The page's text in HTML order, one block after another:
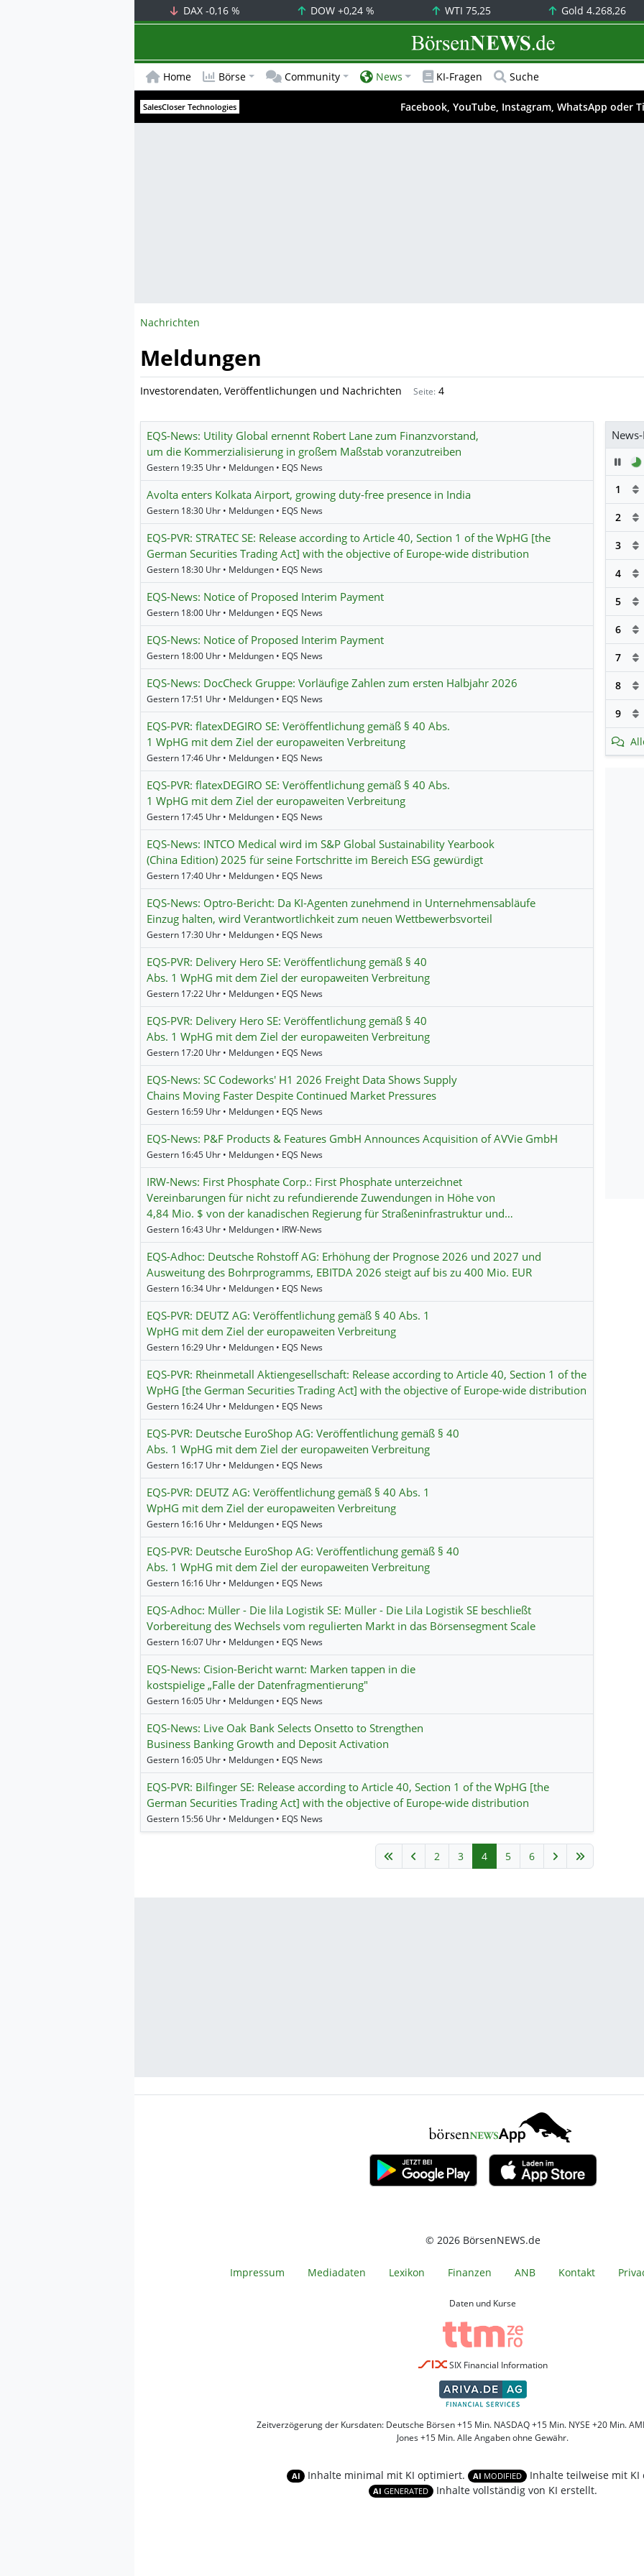
DAX -0,16 % DOW+0,24 % WTI75,25 Gold4.268,26
BörsenNEWS.de
Home Börse Community News KI-Fragen Suche
SalesCloser Technologies Facebook, YouTube, Instagram, WhatsApp oder
Nachrichten
Meldungen
Investorendaten, Veröffentlichungen und Nachrichten Seite: 4
EQS-News: Utility Global ernennt Robert Lane zum Finanzvorstand,
um die Kommerzialisierung in großem Maßstab voranzutreiben
Gestern 19:35 Uhr • Meldungen • EQS News
Avolta enters Kolkata Airport, growing duty-free presence in India
Gestern 18:30 Uhr • Meldungen • EQS News
EQS-PVR: STRATEC SE: Release according to Article 40, Section 1 of the WpHG [the
German Securities Trading Act] with the objective of Europe-wide distribution
Gestern 18:30 Uhr • Meldungen • EQS News
EQS-News: Notice of Proposed Interim Payment
Gestern 18:00 Uhr • Meldungen • EQS News
EQS-News: Notice of Proposed Interim Payment
Gestern 18:00 Uhr • Meldungen • EQS News
EQS-News: DocCheck Gruppe: Vorläufige Zahlen zum ersten Halbjahr 2026
Gestern 17:51 Uhr • Meldungen • EQS News
EQS-PVR: flatexDEGIRO SE: Veröffentlichung gemäß § 40 Abs.
1 WpHG mit dem Ziel der europaweiten Verbreitung
Gestern 17:46 Uhr • Meldungen • EQS News
EQS-PVR: flatexDEGIRO SE: Veröffentlichung gemäß § 40 Abs.
1 WpHG mit dem Ziel der europaweiten Verbreitung
Gestern 17:45 Uhr • Meldungen • EQS News
EQS-News: INTCO Medical wird im S&P Global Sustainability Yearbook
(China Edition) 2025 für seine Fortschritte im Bereich ESG gewürdigt
Gestern 17:40 Uhr • Meldungen • EQS News
EQS-News: Optro-Bericht: Da KI-Agenten zunehmend in Unternehmensabläufe
Einzug halten, wird Verantwortlichkeit zum neuen Wettbewerbsvorteil
Gestern 17:30 Uhr • Meldungen • EQS News
EQS-PVR: Delivery Hero SE: Veröffentlichung gemäß § 40
Abs. 1 WpHG mit dem Ziel der europaweiten Verbreitung
Gestern 17:22 Uhr • Meldungen • EQS News
EQS-PVR: Delivery Hero SE: Veröffentlichung gemäß § 40
Abs. 1 WpHG mit dem Ziel der europaweiten Verbreitung
Gestern 17:20 Uhr • Meldungen • EQS News
EQS-News: SC Codeworks' H1 2026 Freight Data Shows Supply
Chains Moving Faster Despite Continued Market Pressures
Gestern 16:59 Uhr • Meldungen • EQS News
EQS-News: P&F Products & Features GmbH Announces Acquisition of AVVie GmbH
Gestern 16:45 Uhr • Meldungen • EQS News
IRW-News: First Phosphate Corp.: First Phosphate unterzeichnet
Vereinbarungen für nicht zu refundierende Zuwendungen in Höhe von
4,84 Mio. $ von der kanadischen Regierung für Straßeninfrastruktur und…
Gestern 16:43 Uhr • Meldungen • IRW-News
EQS-Adhoc: Deutsche Rohstoff AG: Erhöhung der Prognose 2026 und 2027 und
Ausweitung des Bohrprogramms, EBITDA 2026 steigt auf bis zu 400 Mio. EUR
Gestern 16:34 Uhr • Meldungen • EQS News
EQS-PVR: DEUTZ AG: Veröffentlichung gemäß § 40 Abs. 1
WpHG mit dem Ziel der europaweiten Verbreitung
Gestern 16:29 Uhr • Meldungen • EQS News
EQS-PVR: Rheinmetall Aktiengesellschaft: Release according to Article 40, Section 1 of the
WpHG [the German Securities Trading Act] with the objective of Europe-wide distribution
Gestern 16:24 Uhr • Meldungen • EQS News
EQS-PVR: Deutsche EuroShop AG: Veröffentlichung gemäß § 40
Abs. 1 WpHG mit dem Ziel der europaweiten Verbreitung
Gestern 16:17 Uhr • Meldungen • EQS News
EQS-PVR: DEUTZ AG: Veröffentlichung gemäß § 40 Abs. 1
WpHG mit dem Ziel der europaweiten Verbreitung
Gestern 16:16 Uhr • Meldungen • EQS News
EQS-PVR: Deutsche EuroShop AG: Veröffentlichung gemäß § 40
Abs. 1 WpHG mit dem Ziel der europaweiten Verbreitung
Gestern 16:16 Uhr • Meldungen • EQS News
EQS-Adhoc: Müller - Die lila Logistik SE: Müller - Die Lila Logistik SE beschließt
Vorbereitung des Wechsels vom regulierten Markt in das Börsensegment Scale
Gestern 16:07 Uhr • Meldungen • EQS News
EQS-News: Cision-Bericht warnt: Marken tappen in die
kostspielige „Falle der Datenfragmentierung"
Gestern 16:05 Uhr • Meldungen • EQS News
EQS-News: Live Oak Bank Selects Onsetto to Strengthen
Business Banking Growth and Deposit Activation
Gestern 16:05 Uhr • Meldungen • EQS News
EQS-PVR: Bilfinger SE: Release according to Article 40, Section 1 of the WpHG [the
German Securities Trading Act] with the objective of Europe-wide distribution
Gestern 15:56 Uhr • Meldungen • EQS News
2 3 4 5 6
1
2
3
4
5
6
7
8
9
© 2026 BörsenNEWS.de
Impressum Mediadaten Lexikon Finanzen ANB Kontakt
Daten und Kurse
SIX Financial Information
Zeitverzögerung der Kursdaten: Deutsche Börsen +15 Min. NASDAQ +15 Min. NYSE +20 Min.
Jones +15 Min. Alle Angaben ohne Gewähr.
AI Inhalte minimal mit KI optimiert. AI MODIFIED Inhalte teilweise mit KI
AI GENERATED Inhalte vollständig von KI erstellt.